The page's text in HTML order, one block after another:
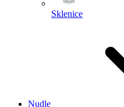
Sklenice
Nudle